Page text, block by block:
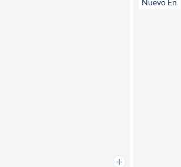
Añadir a la cesta
Nuevo En